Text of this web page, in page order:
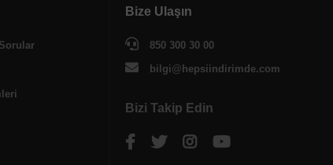
Bize Ulaşın
850 300 30 00
bilgi@hepsiindirimde.com
Bizi Takip Edin